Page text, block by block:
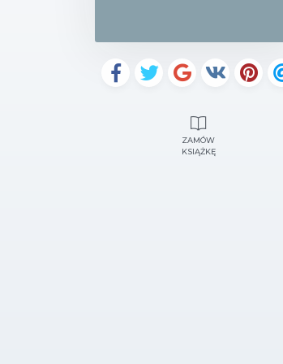
ZAMÓW
KSIĄŻKĘ